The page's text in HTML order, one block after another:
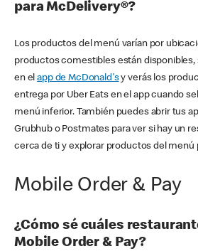
para McDelivery®?
Los productos del menú varían por
productos comestibles están
en elapp de McDonald'sy verás los
entrega por Uber Eats en el app cuando
menú inferior. También puedes abrir tus
Grubhub o Postmates para ver si hay un
cerca de ti y explorar productos del menú
Mobile Order & Pay
¿Cómo sé cuáles
Mobile Order & Pay?